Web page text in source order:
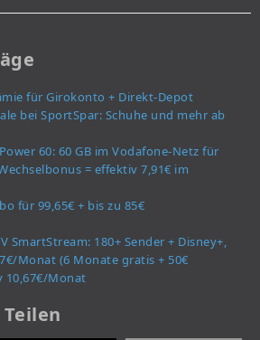
für Girokonto + Direkt-Depot
bei SportSpar: Schuhe und mehr ab
60: 60 GB im Vodafone-Netz für
= effektiv 7,91€ im
für 99,65€ + bis zu 85€
SmartStream: 180+ Sender + Disney+,
Monat (6 Monate gratis + 50€
10,67€/Monat